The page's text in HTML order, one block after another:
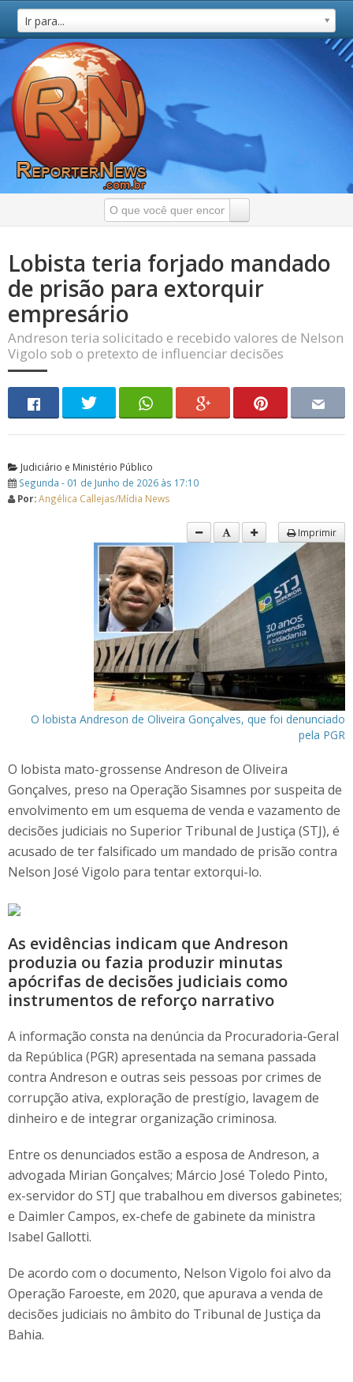
Ir para...
Lobista teria forjado mandado
de prisão para extorquir
empresário
Andreson teria solicitado e recebido valores de Nelson
Vigolo sob o pretexto de influenciar decisões
Judiciário e Ministério Público
Segunda - 01 de Junho de 2026 às 17:10
Por:Angélica Callejas/Mídia News
Imprimir
O lobista Andreson de Oliveira Gonçalves, que foi denunciado
pela PGR
O lobista mato-grossense Andreson de Oliveira
Gonçalves, preso na Operação Sisamnes por suspeita de
envolvimento em um esquema de venda e vazamento de
decisões judiciais no Superior Tribunal de Justiça (STJ), é
acusado de ter falsificado um mandado de prisão contra
Nelson José Vigolo para tentar extorqui-lo.
As evidências indicam que Andreson
produzia ou fazia produzir minutas
apócrifas de decisões judiciais como
instrumentos de reforço narrativo
A informação consta na denúncia da Procuradoria-Geral
da República (PGR) apresentada na semana passada
contra Andreson e outras seis pessoas por crimes de
corrupção ativa, exploração de prestígio, lavagem de
dinheiro e de integrar organização criminosa.
Entre os denunciados estão a esposa de Andreson, a
advogada Mirian Gonçalves; Márcio José Toledo Pinto,
ex-servidor do STJ que trabalhou em diversos gabinetes;
e Daimler Campos, ex-chefe de gabinete da ministra
Isabel Gallotti.
De acordo com o documento, Nelson Vigolo foi alvo da
Operação Faroeste, em 2020, que apurava a venda de
decisões judiciais no âmbito do Tribunal de Justiça da
Bahia.